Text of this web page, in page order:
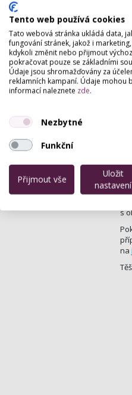
k
U
s
na
Tento web používá cookies
Tato webová stránka ukládá data,
fungování stránek, jakož i
kdykoli změnit nebo přijmout
pokračovat pouze se základními
Údaje jsou shromažďovány za
reklamních kampaní. Údaje mohou
informací naleznete zde.
Nezbytné
Funkční
Přijmout vše
Uložit
nastavení